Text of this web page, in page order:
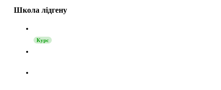
Школа лідгену
Курс